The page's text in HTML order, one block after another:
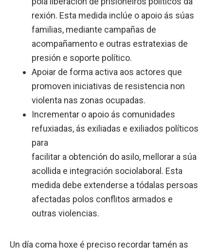
rexión. Esta medida inclúe o apoio ás súas
familias, mediante campañas de
acompañamento e outras estratexias de
presión e soporte político.
Apoiar de forma activa aos actores que
promoven iniciativas de resistencia non
violenta nas zonas ocupadas.
Incrementar o apoio ás comunidades
refuxiadas, ás exiliadas e exiliados políticos
para
facilitar a obtención do asilo, mellorar a súa
acollida e integración sociolaboral. Esta
medida debe extenderse a tódalas persoas
afectadas polos conflitos armados e
outras violencias.
Un día coma hoxe é preciso recordar tamén as